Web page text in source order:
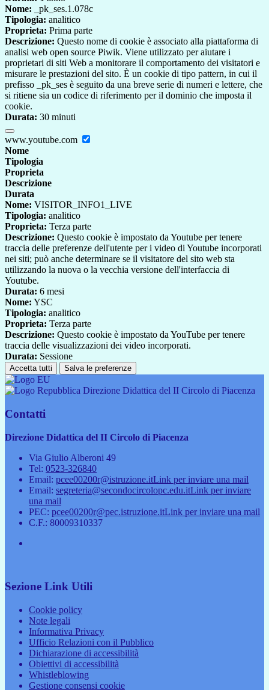
Nome: _pk_ses.1.078c
Tipologia: analitico
Proprieta: Prima parte
Descrizione: Questo nome di cookie è associato alla piattaforma di
analisi web open source Piwik. Viene utilizzato per aiutare i
proprietari di siti Web a monitorare il comportamento dei visitatori e
misurare le prestazioni del sito. È un cookie di tipo pattern, in cui il
prefisso _pk_ses è seguito da una breve serie di numeri e lettere, che
si ritiene sia un codice di riferimento per il dominio che imposta il
cookie.
Durata: 30 minuti
www.youtube.com
Nome
Tipologia
Proprieta
Descrizione
Durata
Nome: VISITOR_INFO1_LIVE
Tipologia: analitico
Proprieta: Terza parte
Descrizione: Questo cookie è impostato da Youtube per tenere
traccia delle preferenze dell'utente per i video di Youtube incorporati
nei siti; può anche determinare se il visitatore del sito web sta
utilizzando la nuova o la vecchia versione dell'interfaccia di
Youtube.
Durata: 6 mesi
Nome: YSC
Tipologia: analitico
Proprieta: Terza parte
Descrizione: Questo cookie è impostato da YouTube per tenere
traccia delle visualizzazioni dei video incorporati.
Durata: Sessione
Accetta tutti Salva le preferenze
Direzione Didattica del II Circolo di Piacenza
Contatti
Direzione Didattica del II Circolo di Piacenza
Via Giulio Alberoni 49
Tel: 0523-326840
Email: pcee00200r@istruzione.itLink per inviare una mail
Email: segreteria@secondocircolopc.edu.itLink per inviare
una mail
PEC: pcee00200r@pec.istruzione.itLink per inviare una mail
C.F.: 80009310337
Sezione Link Utili
Cookie policy
Note legali
Informativa Privacy
Ufficio Relazioni con il Pubblico
Dichiarazione di accessibilità
Obiettivi di accessibilità
Whistleblowing
Gestione consensi cookie